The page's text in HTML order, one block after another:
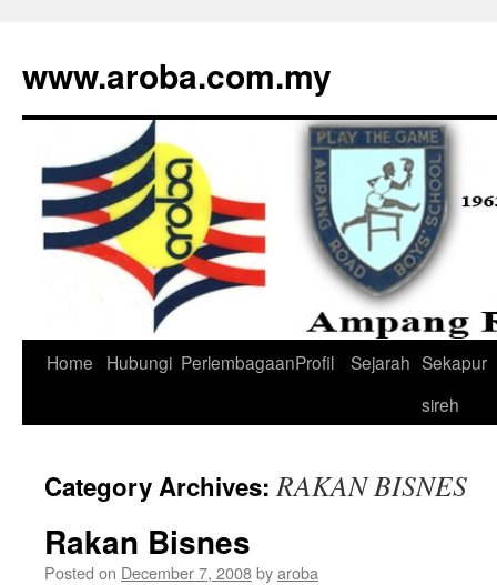
www.aroba.com.my
Skip
Home Hubungi PerlembagaanProfil Sejarah Sekapur
sireh
Category Archives:RAKAN BISNES
Rakan Bisnes
Posted on December 7, 2008byaroba